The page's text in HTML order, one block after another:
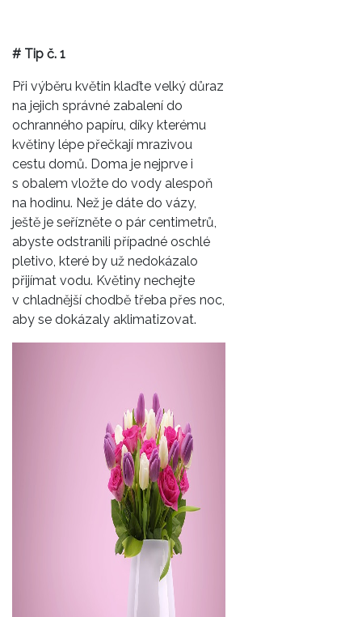
# Tip č. 1
Při výběru květin klaďte velký důraz
na jejich správné zabalení do
ochranného papíru, díky kterému
květiny lépe přečkají mrazivou
cestu domů. Doma je nejprve i
s obalem vložte do vody alespoň
na hodinu. Než je dáte do vázy,
ještě je seřízněte o pár centimetrů,
abyste odstranili případné oschlé
pletivo, které by už nedokázalo
přijímat vodu. Květiny nechejte
v chladnější chodbě třeba přes noc,
aby se dokázaly aklimatizovat.